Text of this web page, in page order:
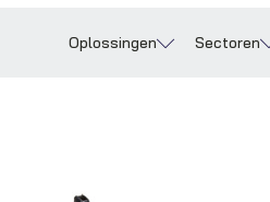
Oplossingen Sectoren